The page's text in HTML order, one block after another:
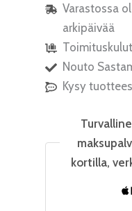
Varastossa
arkipäivää
Nouto
Kysy
kortilla,